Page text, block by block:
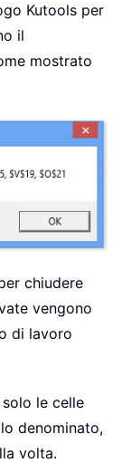
has been
(sFormula
(sFormula
) + 1
Kutools per
il
mostrato
chiudere
vengono
di lavoro
le celle
denominato,
volta.